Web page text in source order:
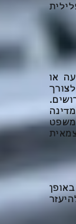
או
משפט